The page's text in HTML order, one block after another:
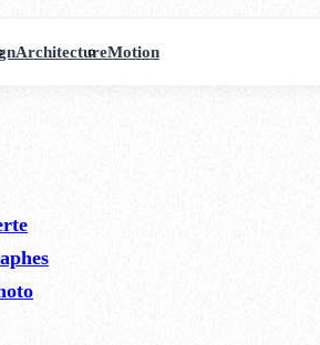
ArchitectureMotion